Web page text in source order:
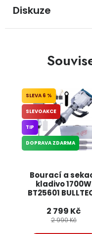
Diskuze
Bourací a
kladivo 1700W
BT25601
6 %
SLEVOAKCE
TIP
DOPRAVA ZDARMA
2 799 Kč
2 990 Kč